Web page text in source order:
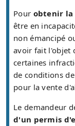
Pour obtenir la
être en
non émancipé
avoir fait l'objet
certaines
de conditions
pour la vente
Le demandeur
d'un permis